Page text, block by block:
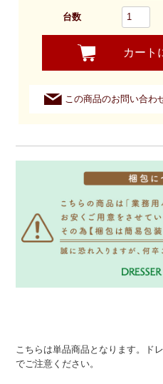
台数
カート
この商品のお問い合わ
こちらは単品商品となります。ド
でご注意ください。